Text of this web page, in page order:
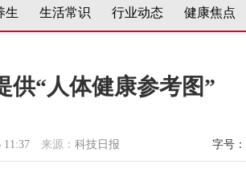
生 生活常识 行业动态 健康焦点
供“人体健康参考图”
11:37 来源： 科技日报 字号：